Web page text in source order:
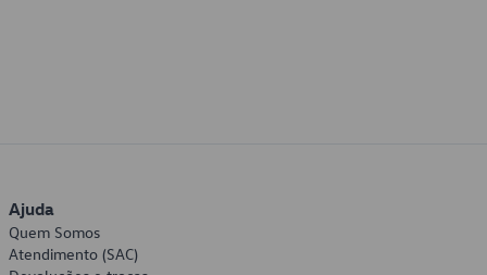
Ajuda
Quem Somos
Atendimento (SAC)